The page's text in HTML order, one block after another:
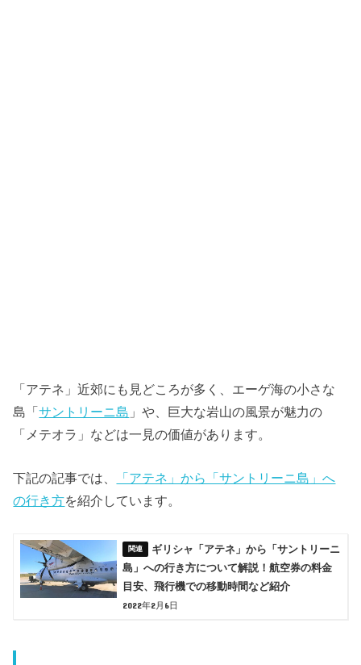
「アテネ」近郊にも見どころが多く、エーゲ海の小さな
島「サントリーニ島 」や、巨大な岩山の風景が魅力の
「メテオラ」などは一見の価値があります。
下記の記事では、
「アテネ」から「サントリーニ島」へ
の行き方を紹介しています。
ギリシャ「アテネ」から「サントリーニ
島」への行き方について解説！航空券の料金
目安、飛行機での移動時間など紹介
2022年2月6日